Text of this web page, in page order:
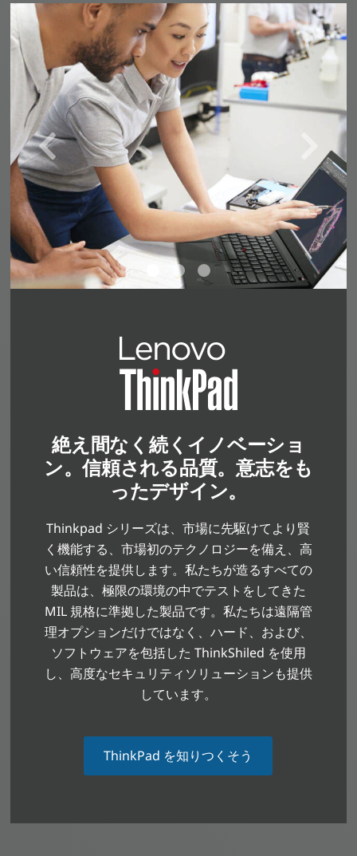
絶え間なく続くイノベーショ
ン。信頼される品質。意志をも
ったデザイン。
Thinkpad シリーズは、市場に先駆けてより賢
く機能する、市場初のテクノロジーを備え、高
い信頼性を提供します。私たちが造るすべての
製品は、極限の環境の中でテストをしてきた
MIL 規格に準拠した製品です。私たちは遠隔管
理オプションだけではなく、ハード、および、
ソフトウェアを包括した ThinkShiled を使用
し、高度なセキュリティソリューションも提供
しています。
ThinkPad を知りつくそう